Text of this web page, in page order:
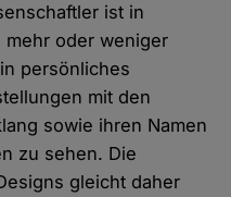
ist in
mehr oder weniger
persönliches
mit den
sowie ihren Namen
zu sehen. Die
gleicht daher